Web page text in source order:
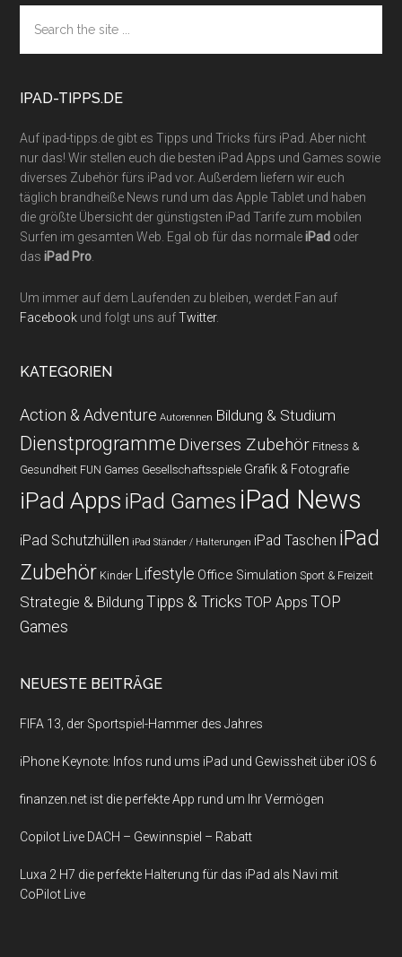
Footer
the
site
IPAD-TIPPS.DE
Auf ipad-tipps.de gibt es Tipps und Tricks fürs iPad. Aber nicht
nur das! Wir stellen euch die besten iPad Apps und Games sowie
diverses Zubehör fürs iPad vor. Außerdem liefern wir euch
täglich brandheiße News rund um das Apple Tablet und haben
die größte Übersicht der günstigsten iPad Tarife zum mobilen
Surfen im gesamten Web. Egal ob für das normaleiPad oder
dasiPad Pro
Um immer auf dem Laufenden zu bleiben, werdet Fan auf
Facebook und folgt uns aufTwitter.
KATEGORIEN
Action & Adventure Autorennen Bildung & Studium
Dienstprogramme Diverses Zubehör Fitness &
Gesundheit FUN Games Gesellschaftsspiele Grafik & Fotografie
iPad Apps iPad Games iPad News
iPad Schutzhüllen iPad Ständer / Halterungen iPad Taschen iPad
Zubehör Kinder Lifestyle Office Simulation Sport & Freizeit
Strategie & Bildung Tipps & Tricks TOP Apps TOP
Games
NEUESTE BEITRÄGE
FIFA 13, der Sportspiel-Hammer des Jahres
iPhone Keynote: Infos rund ums iPad und Gewissheit über iOS 6
finanzen.net ist die perfekte App rund um Ihr Vermögen
Copilot Live DACH – Gewinnspiel – Rabatt
Luxa 2 H7 die perfekte Halterung für das iPad als Navi mit
CoPilot Live